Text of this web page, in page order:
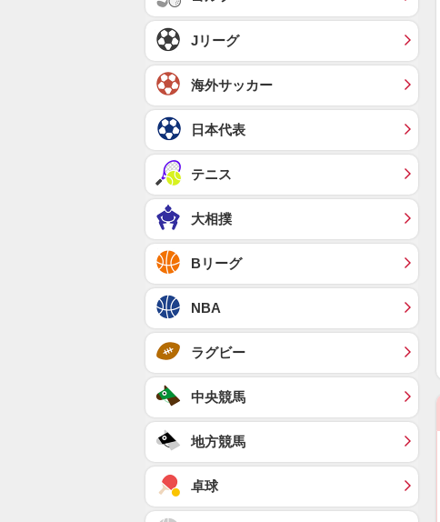
Jリーグ
海外サッカー
日本代表
テニス
大相撲
Bリーグ
NBA
ラグビー
中央競馬
地方競馬
卓球